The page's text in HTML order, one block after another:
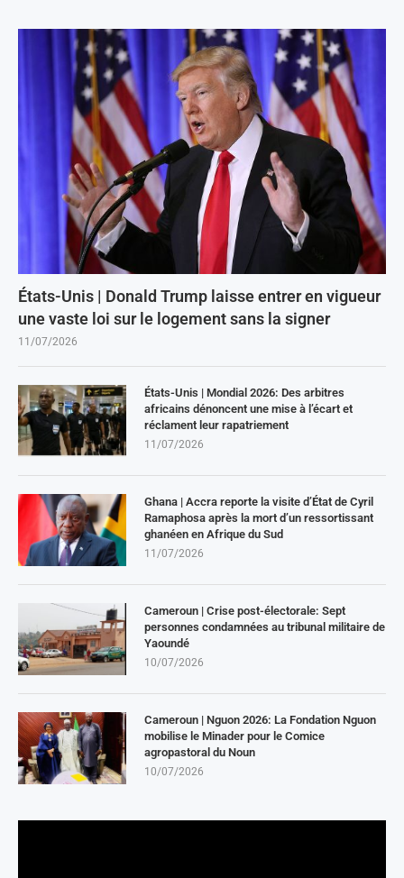
États-Unis | Donald Trump laisse entrer en vigueur
une vaste loi sur le logement sans la signer
11/07/2026
États-Unis | Mondial 2026: Des arbitres
africains dénoncent une mise à l’écart et
réclament leur rapatriement
11/07/2026
Ghana | Accra reporte la visite d’État de Cyril
Ramaphosa après la mort d’un ressortissant
ghanéen en Afrique du Sud
11/07/2026
Cameroun | Crise post-électorale: Sept
personnes condamnées au tribunal militaire de
Yaoundé
10/07/2026
Cameroun | Nguon 2026: La Fondation Nguon
mobilise le Minader pour le Comice
agropastoral du Noun
10/07/2026